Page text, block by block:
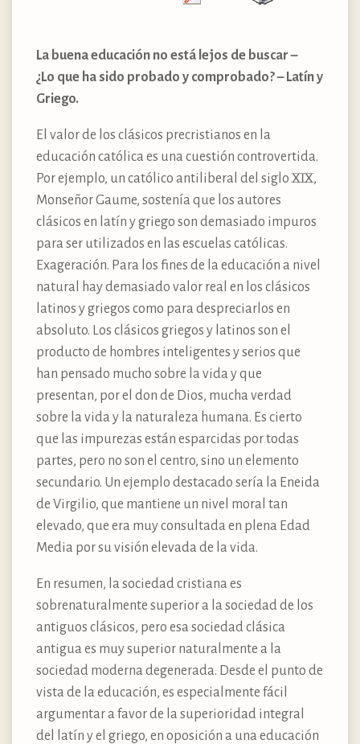
La buena educación no está lejos de buscar –
¿Lo que ha sido probado y comprobado? – Latín y
Griego.
El valor de los clásicos precristianos en la
educación católica es una cuestión controvertida.
Por ejemplo, un católico antiliberal del siglo XIX,
Monseñor Gaume, sostenía que los autores
clásicos en latín y griego son demasiado impuros
para ser utilizados en las escuelas católicas.
Exageración. Para los fines de la educación a nivel
natural hay demasiado valor real en los clásicos
latinos y griegos como para despreciarlos en
absoluto. Los clásicos griegos y latinos son el
producto de hombres inteligentes y serios que
han pensado mucho sobre la vida y que
presentan, por el don de Dios, mucha verdad
sobre la vida y la naturaleza humana. Es cierto
que las impurezas están esparcidas por todas
partes, pero no son el centro, sino un elemento
secundario. Un ejemplo destacado sería la Eneida
de Virgilio, que mantiene un nivel moral tan
elevado, que era muy consultada en plena Edad
Media por su visión elevada de la vida.
En resumen, la sociedad cristiana es
sobrenaturalmente superior a la sociedad de los
antiguos clásicos, pero esa sociedad clásica
antigua es muy superior naturalmente a la
sociedad moderna degenerada. Desde el punto de
vista de la educación, es especialmente fácil
argumentar a favor de la superioridad integral
del latín y el griego, en oposición a una educación